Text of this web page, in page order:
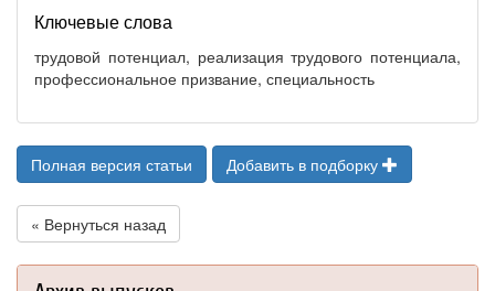
Ключевые слова
трудовой потенциал, реализация трудового потенциала,
профессиональное призвание, специальность
Полная версия статьи Добавить в подборку
« Вернуться назад